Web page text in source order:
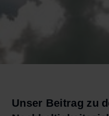
Unser Beitrag zu